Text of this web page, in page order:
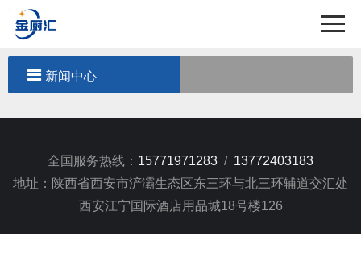
关于我们
产品中心
新闻中心
联系我们
新闻中心
全国服务热线： 15771971283 / 13772403183
地址：陕西省西安市浐灞生态区东三环与北三环辅道交汇处
西安江宁国际酒店用品城18号楼126